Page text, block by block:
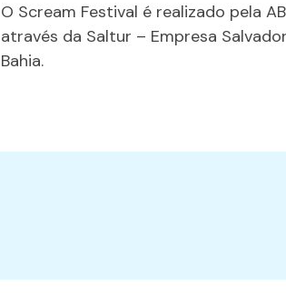
O Scream Festival é realizado pela
através da Saltur – Empresa
Bahia.